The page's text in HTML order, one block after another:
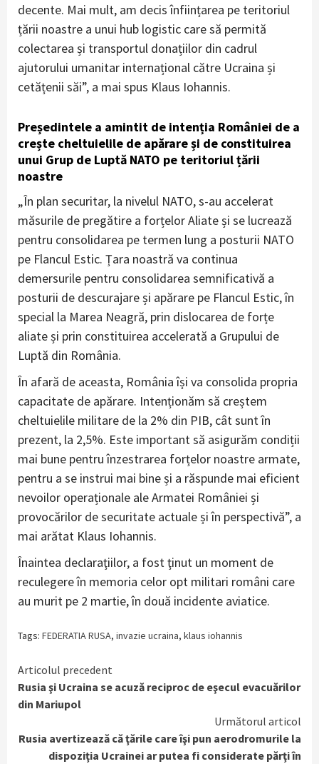
decente. Mai mult, am decis înființarea pe teritoriul
țării noastre a unui hub logistic care să permită
colectarea și transportul donațiilor din cadrul
ajutorului umanitar internațional către Ucraina și
cetățenii săi”, a mai spus Klaus Iohannis.
Președintele a amintit de intenția României de a
crește cheltuielile de apărare și de constituirea
unui Grup de Luptă NATO pe teritoriul țării
noastre
„În plan securitar, la nivelul NATO, s-au accelerat
măsurile de pregătire a forțelor Aliate și se lucrează
pentru consolidarea pe termen lung a posturii NATO
pe Flancul Estic. Țara noastră va continua
demersurile pentru consolidarea semnificativă a
posturii de descurajare și apărare pe Flancul Estic, în
special la Marea Neagră, prin dislocarea de forțe
aliate și prin constituirea accelerată a Grupului de
Luptă din România.
În afară de aceasta, România își va consolida propria
capacitate de apărare. Intenționăm să creștem
cheltuielile militare de la 2% din PIB, cât sunt în
prezent, la 2,5%. Este important să asigurăm condiții
mai bune pentru înzestrarea forțelor noastre armate,
pentru a se instrui mai bine și a răspunde mai eficient
nevoilor operaționale ale Armatei României și
provocărilor de securitate actuale și în perspectivă”, a
mai arătat Klaus Iohannis.
Înaintea declaraţiilor, a fost ţinut un moment de
reculegere în memoria celor opt militari români care
au murit pe 2 martie, în două incidente aviatice.
Tags: FEDERATIA RUSA, invazie ucraina, klaus iohannis
Continue
Reading
Articolul precedent
Rusia şi Ucraina se acuză reciproc de eşecul evacuărilor
din Mariupol
Următorul articol
Rusia avertizează că ţările care îşi pun aerodromurile la
dispoziţia Ucrainei ar putea fi considerate părţi în